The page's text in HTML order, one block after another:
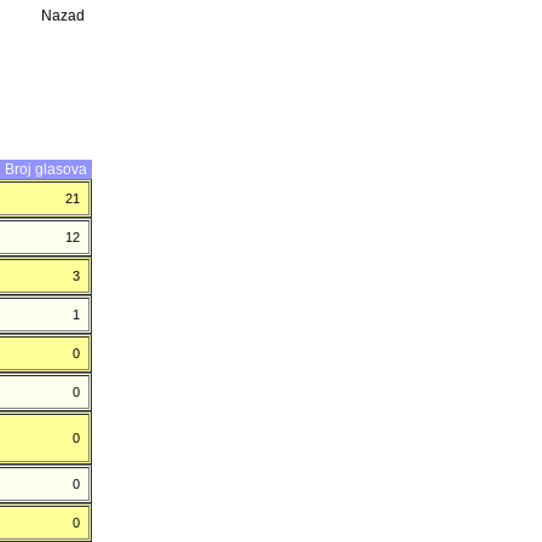
Nazad
Broj glasova
21
12
3
1
0
0
0
0
0